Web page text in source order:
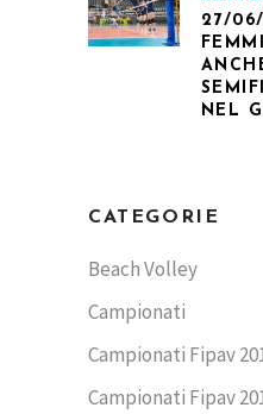
27/06/
NEL
CATEGORIE
Beach Volley
Campionati
Campionati Fipav
Campionati Fipav